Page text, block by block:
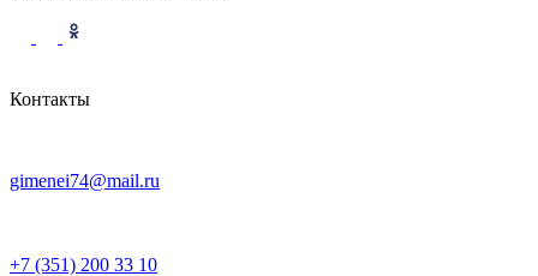
Контакты
gimenei74@mail.ru
+7 (351) 200 33 10